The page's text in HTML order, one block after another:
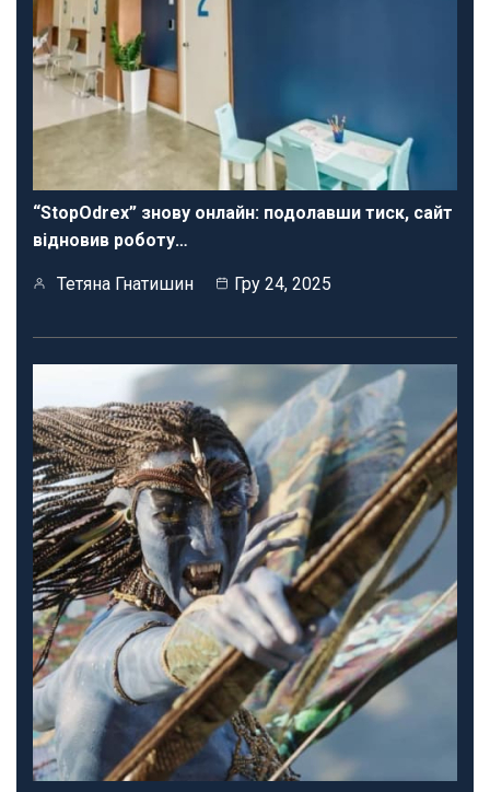
“StopOdrex” знову онлайн: подолавши тиск, сайт
відновив роботу…
Тетяна Гнатишин Гру 24, 2025